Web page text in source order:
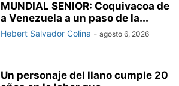
MUNDIAL SENIOR: Coquivacoa de
a Venezuela a un paso de la...
Hebert Salvador Colina - agosto 6, 2026
Un personaje del llano cumple 20